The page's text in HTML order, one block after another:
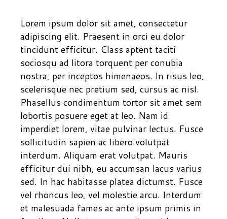
Lorem ipsum dolor sit amet, consectetur
adipiscing elit. Praesent in orci eu dolor
tincidunt efficitur. Class aptent taciti
sociosqu ad litora torquent per conubia
nostra, per inceptos himenaeos. In risus leo,
scelerisque nec pretium sed, cursus ac nisl.
Phasellus condimentum tortor sit amet sem
lobortis posuere eget at leo. Nam id
imperdiet lorem, vitae pulvinar lectus. Fusce
sollicitudin sapien ac libero volutpat
interdum. Aliquam erat volutpat. Mauris
efficitur dui nibh, eu accumsan lacus varius
sed. In hac habitasse platea dictumst. Fusce
vel rhoncus leo, vel molestie arcu. Interdum
et malesuada fames ac ante ipsum primis in